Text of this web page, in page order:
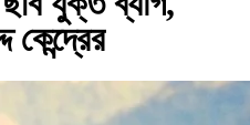
কেন্দ্রের